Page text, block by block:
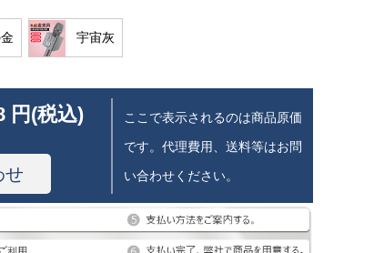
宇宙灰
円(税込)
せ
ここで表示されるのは商品原価
です。代理費用、送料等はお問
い合わせください。